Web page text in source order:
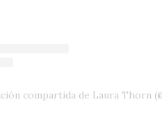
compartida de Laura Thorn